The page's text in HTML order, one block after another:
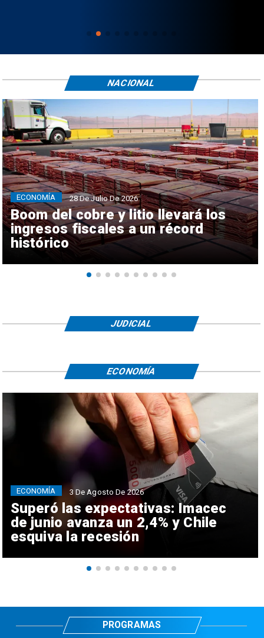
Boom del cobre y litio llevará los
ingresos fiscales a un récord
histórico
ECONOMÍA 28 De Julio De 2026
NACIONAL
JUDICIAL
Superó las expectativas: Imacec
de junio avanza un 2,4% y Chile
esquiva la recesión
ECONOMÍA 3 De Agosto De 2026
ECONOMÍA
PROGRAMAS